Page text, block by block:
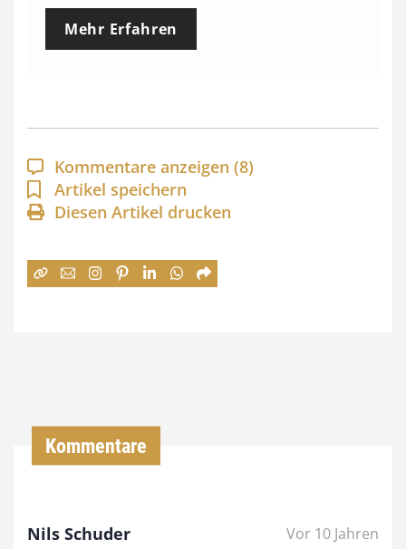
e
p
a
n
n
:
Mehr Erfahren
Kommentare anzeigen (8)
Artikel speichern
Diesen Artikel drucken
Kommentare
Nils Schuder Vor 10 Jahren